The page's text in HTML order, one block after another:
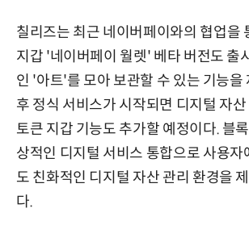
칠리즈는 최근 네이버페이와의 협업을
지갑 '네이버페이 월렛' 베타 버전도 출
인 '아트'를 모아 보관할 수 있는 기능을
후 정식 서비스가 시작되면 디지털 자
토큰 지갑 기능도 추가할 예정이다. 블
상적인 디지털 서비스 통합으로 사용자
도 친화적인 디지털 자산 관리 환경을
다.